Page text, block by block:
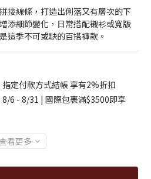
接線條，打造出俐落又有層次的下
添細節變化，日常搭配襯衫或寬版
這季不可或缺的百搭褲款。
定付款方式結帳 享有2%折扣
8/6 - 8/31 | 國際包裹滿$3500即享
查看更多